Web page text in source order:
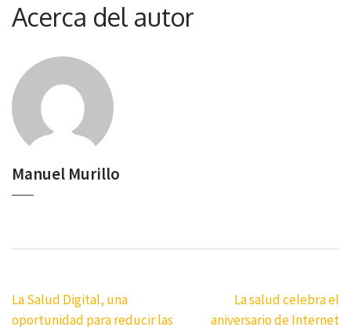
Acerca del autor
Manuel Murillo
Navegación
de
La Salud Digital, una
oportunidad para reducir las
La salud celebra el
aniversario de Internet